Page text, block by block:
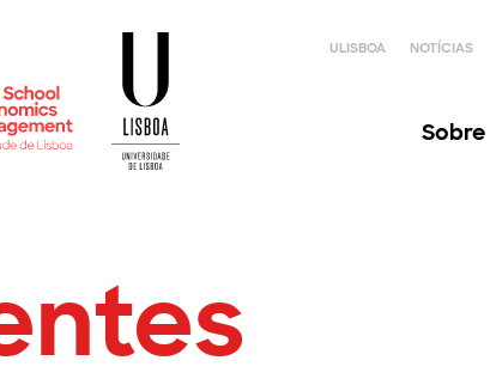
ULISBOA NOTÍCIAS
Sobre